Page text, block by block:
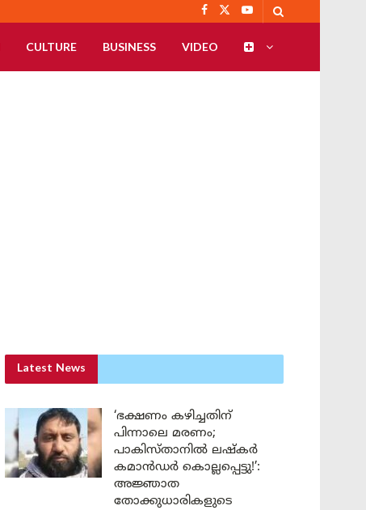
CULTURE BUSINESS VIDEO
Latest News
‘ഭക്ഷണം കഴിച്ചതിന്
പിന്നാലെ മരണം;
പാകിസ്താനിൽ ലഷ്കർ
കമാൻഡർ കൊല്ലപ്പെട്ടു!’:
അജ്ഞാത
തോക്കുധാരികളുടെ